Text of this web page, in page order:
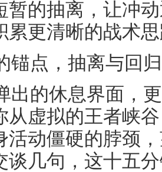
暂的抽离，让冲
累更清晰的战术
锚点，抽离与回
出的休息界面，
从虚拟的王者峡
活动僵硬的脖颈
谈几句，这十五